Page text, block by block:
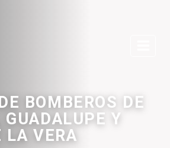
BOMBEROS DE
Y
LA VERA